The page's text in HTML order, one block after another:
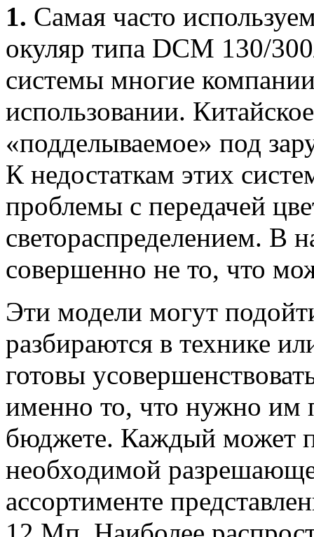
1. Самая часто
окуляр типа DCM 130/
системы многие
использовании.
«подделываемое» под
К недостаткам этих
проблемы с передачей
светораспределением. В
совершенно не то, что
Эти модели могут
разбираются в технике
готовы
именно то, что нужно им
бюджете. Каждый может
необходимой
ассортименте